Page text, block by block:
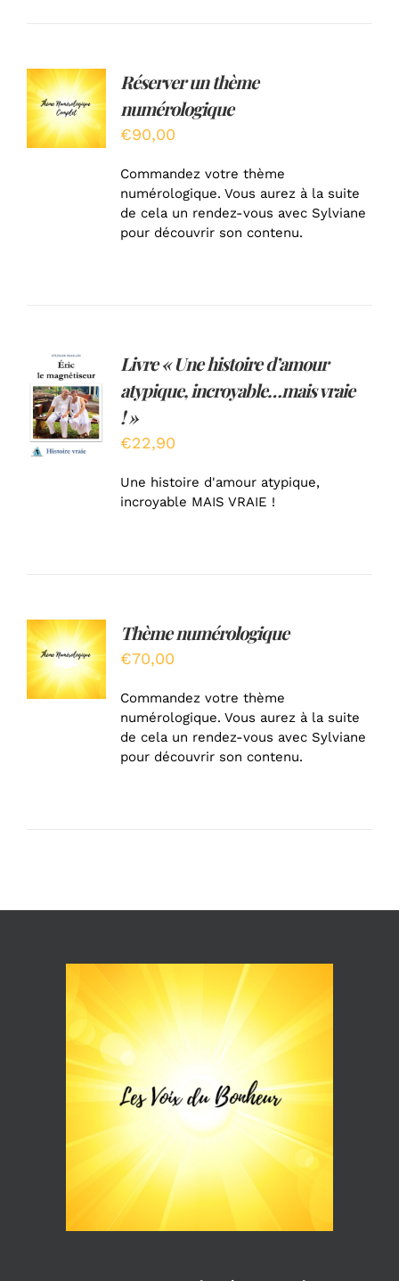
AJOUTER
AU
PANIER
/
DÉTAILS
Réserver un thème
numérologique
€90,00
Commandez votre thème
numérologique. Vous aurez à la suite
de cela un rendez-vous avec Sylviane
pour découvrir son contenu.
AJOUTER
AU
PANIER
/
DÉTAILS
Livre « Une histoire d’amour
atypique, incroyable…mais vraie
! »
€22,90
Une histoire d'amour atypique,
incroyable MAIS VRAIE !
AJOUTER
AU
PANIER
/
DÉTAILS
Thème numérologique
€70,00
Commandez votre thème
numérologique. Vous aurez à la suite
de cela un rendez-vous avec Sylviane
pour découvrir son contenu.